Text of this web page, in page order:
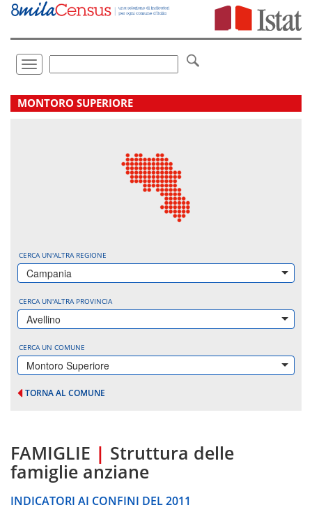
Vai
direttamente
Toggle
navigation
.
MONTORO SUPERIORE
CERCA UN'ALTRA REGIONE
Campania
CERCA UN'ALTRA PROVINCIA
Avellino
CERCA UN COMUNE
Montoro Superiore
TORNA AL COMUNE
FAMIGLIE | Struttura delle
famiglie anziane
INDICATORI AI CONFINI DEL 2011